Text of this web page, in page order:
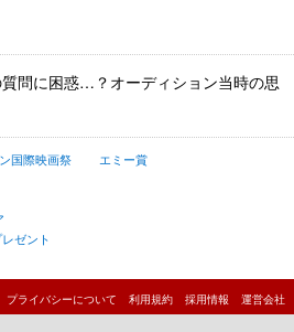
問に困惑…？オーディション当時の思
国際映画祭
エミー賞
ゼント
プライバシーについて 利用規約 採用情報 運営会社